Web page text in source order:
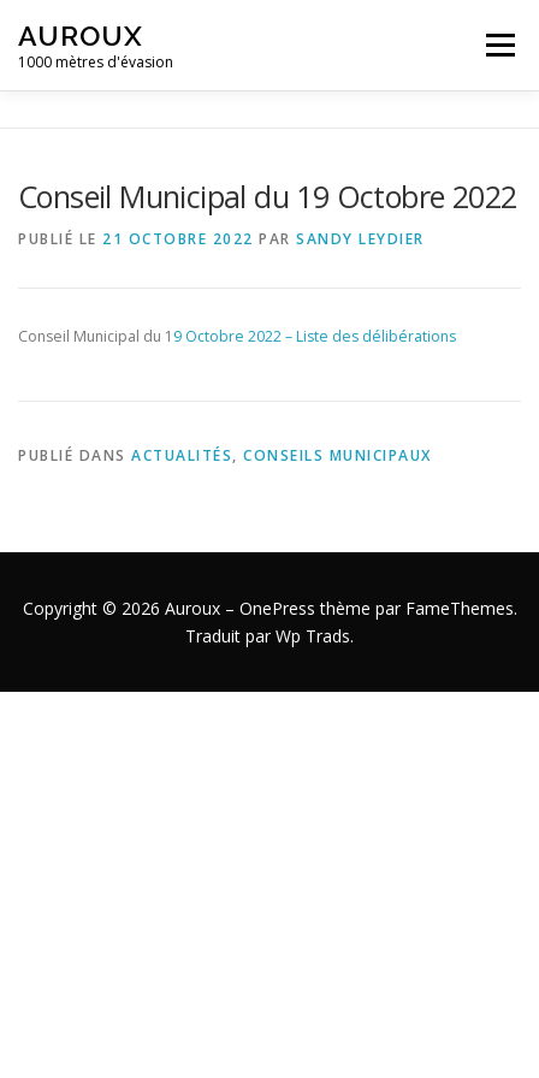
contenu
AUROUX
1000 mètres d'évasion
Menu
ACTUALITÉS ET ÉVÈNEMENTS
Conseil Municipal du 19 Octobre 2022
PUBLIÉ LE 21 OCTOBRE 2022 PAR SANDY LEYDIER
Conseil Municipal du 1 9 Octobre 2022 – Liste des délibérations
PUBLIÉ DANS ACTUALITÉS, CONSEILS MUNICIPAUX
Copyright © 2026 Auroux – OnePress thème par FameThemes.
Traduit par Wp Trads.